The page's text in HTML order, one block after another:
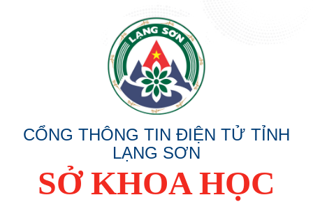
CỔNG THÔNG TIN ĐIỆN TỬ TỈNH
LẠNG SƠN
SỞ KHOA HỌC